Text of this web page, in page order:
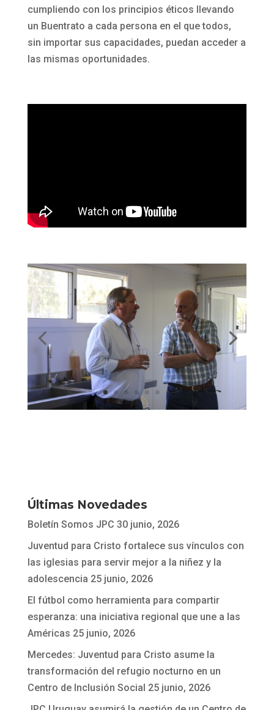
cumpliendo con los principios éticos llevando
un Buentrato a cada persona en el que todos,
sin importar sus capacidades, puedan acceder a
las mismas oportunidades.
Últimas Novedades
Boletín Somos JPC 30 junio, 2026
Juventud para Cristo fortalece sus vínculos con
las iglesias para servir mejor a la niñez y la
adolescencia 25 junio, 2026
El fútbol como herramienta para compartir
esperanza: una iniciativa regional que une a las
Américas 25 junio, 2026
Mercedes: Juventud para Cristo asume la
transformación del refugio nocturno en un
Centro de Inclusión Social 25 junio, 2026